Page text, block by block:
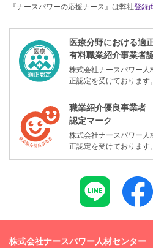
『ナースパワーの応援ナース』は弊社登録
医療分野における適
有料職業紹介事業者
株式会社ナースパワー人
正認定を受けております。
職業紹介優良事業者
認定マーク
株式会社ナースパワー人
正認定を受けております。
株式会社ナースパワー人材センター